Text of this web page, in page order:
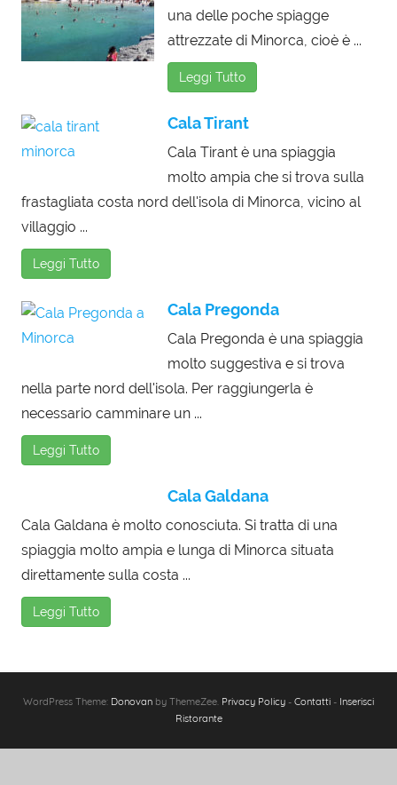
una delle poche spiagge
attrezzate di Minorca, cioè è ...
Leggi Tutto
Cala Tirant
Cala Tirant è una spiaggia
molto ampia che si trova sulla
frastagliata costa nord dell'isola di Minorca, vicino al
villaggio ...
Leggi Tutto
Cala Pregonda
Cala Pregonda è una spiaggia
molto suggestiva e si trova
nella parte nord dell'isola. Per raggiungerla è
necessario camminare un ...
Leggi Tutto
Cala Galdana
Cala Galdana è molto conosciuta. Si tratta di una
spiaggia molto ampia e lunga di Minorca situata
direttamente sulla costa ...
Leggi Tutto
WordPress Theme: Donovan by ThemeZee. Privacy Policy - Contatti - Inserisci
Ristorante